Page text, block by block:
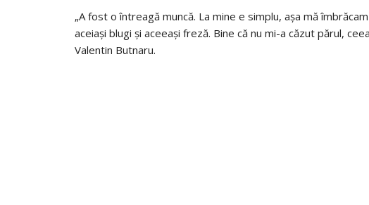
„A fost o întreagă muncă. La mine e simplu, așa mă
aceiași blugi și aceeași freză. Bine că nu mi-a căzut părul,
Valentin Butnaru.